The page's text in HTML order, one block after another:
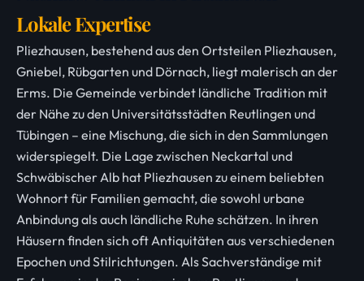
Lokale Expertise
Pliezhausen, bestehend aus den Ortsteilen Pliezhausen,
Gniebel, Rübgarten und Dörnach, liegt malerisch an der
Erms. Die Gemeinde verbindet ländliche Tradition mit
der Nähe zu den Universitätsstädten Reutlingen und
Tübingen – eine Mischung, die sich in den Sammlungen
widerspiegelt. Die Lage zwischen Neckartal und
Schwäbischer Alb hat Pliezhausen zu einem beliebten
Wohnort für Familien gemacht, die sowohl urbane
Anbindung als auch ländliche Ruhe schätzen. In ihren
Häusern finden sich oft Antiquitäten aus verschiedenen
Epochen und Stilrichtungen. Als Sachverständige mit